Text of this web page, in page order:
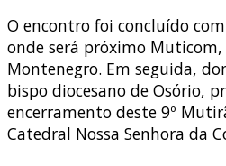
O encontro foi concluído
onde será próximo Muticom,
Montenegro. Em seguida,
bispo diocesano de Osório,
encerramento deste 9º
Catedral Nossa Senhora da